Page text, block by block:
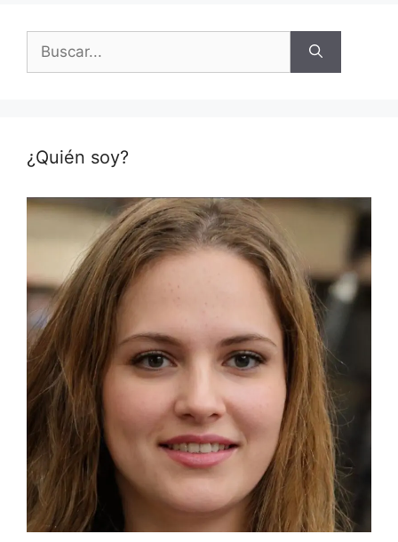
¿Quién soy?